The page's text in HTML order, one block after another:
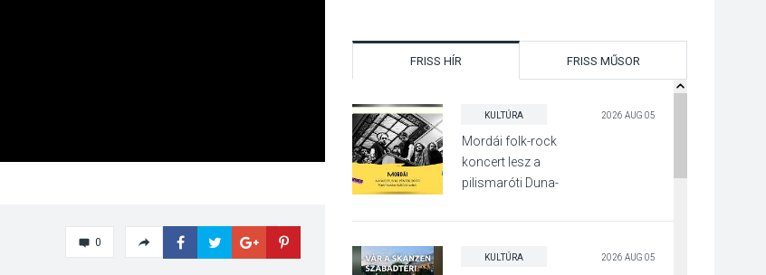
0
FRISS HÍR FRISS MŰSOR
KULTÚRA 2026 AUG 05
Mordái folk-rock
koncert lesz a
pilismaróti Duna-
KULTÚRA 2026 AUG 05